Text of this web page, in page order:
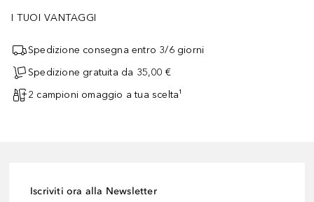
I TUOI VANTAGGI
Spedizione consegna entro 3/6 giorni
Spedizione gratuita da 35,00 €
2 campioni omaggio a tua scelta¹
Iscriviti ora alla Newsletter